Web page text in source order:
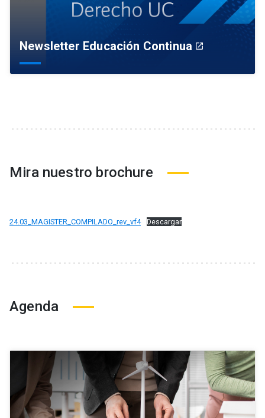
Newsletter Educación Continua launch
Mira nuestro brochure
24.03_MAGISTER_COMPILADO_rev_vf4 Descargar
Agenda